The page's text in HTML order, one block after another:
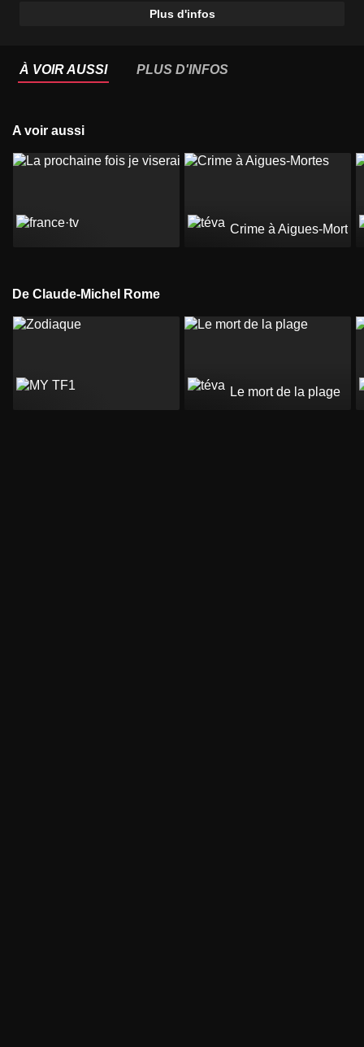
Plus d'infos
À VOIR AUSSI PLUS D'INFOS
A voir aussi
Crime à Aigues-Mortes
De Claude-Michel Rome
Le mort de la plage